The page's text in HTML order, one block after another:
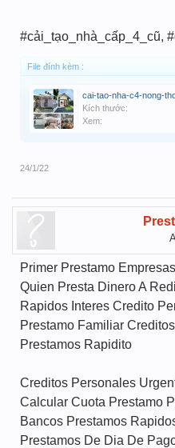
#cải_tạo_nhà_cấp_4_cũ,
File đính kèm :
cai-tao-nha-c4-nong-
Kích thước:
Xem:
24/1/22
Primer Prestamo
Quien Presta Dinero A
Rapidos Interes Credito
Prestamo Familiar
Prestamos Rapidito
Creditos Personales
Calcular Cuota Prestamo
Bancos Prestamos
Prestamos De Dia De